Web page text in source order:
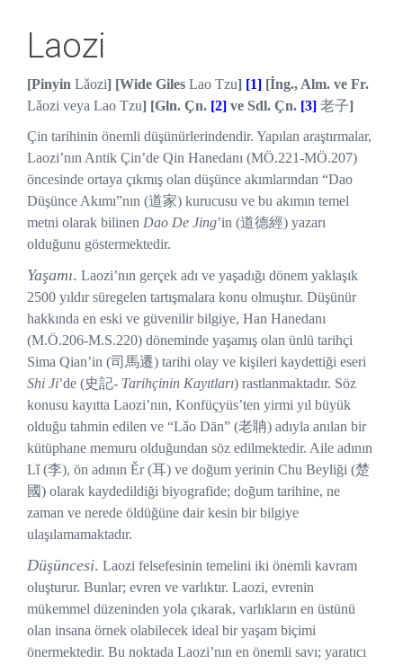
Laozi
[Pinyin Lǎozi] [Wide Giles Lao Tzu] [1] [İng., Alm. ve Fr.
Lǎozi veya Lao Tzu] [Gln. Çn. [2] ve Sdl. Çn. [3] 老子]
Çin tarihinin önemli düşünürlerindendir. Yapılan araştırmalar,
Laozi’nın Antik Çin’de Qin Hanedanı (MÖ.221-MÖ.207)
öncesinde ortaya çıkmış olan düşünce akımlarından “Dao
Düşünce Akımı”nın (道家) kurucusu ve bu akımın temel
metni olarak bilinen Dao De Jing’in (道德經) yazarı
olduğunu göstermektedir.
Yaşamı. Laozi’nın gerçek adı ve yaşadığı dönem yaklaşık
2500 yıldır süregelen tartışmalara konu olmuştur. Düşünür
hakkında en eski ve güvenilir bilgiye, Han Hanedanı
(M.Ö.206-M.S.220) döneminde yaşamış olan ünlü tarihçi
Sima Qian’in (司馬遷) tarihi olay ve kişileri kaydettiği eseri
Shi Ji’de (史記- Tarihçinin Kayıtları) rastlanmaktadır. Söz
konusu kayıtta Laozi’nın, Konfüçyüs’ten yirmi yıl büyük
olduğu tahmin edilen ve “Lǎo Dān” (老聃) adıyla anılan bir
kütüphane memuru olduğundan söz edilmektedir. Aile adının
Lǐ (李), ön adının Ěr (耳) ve doğum yerinin Chu Beyliği (楚
國) olarak kaydedildiği biyografide; doğum tarihine, ne
zaman ve nerede öldüğüne dair kesin bir bilgiye
ulaşılamamaktadır.
Düşüncesi. Laozi felsefesinin temelini iki önemli kavram
oluşturur. Bunlar; evren ve varlıktır. Laozi, evrenin
mükemmel düzeninden yola çıkarak, varlıkların en üstünü
olan insana örnek olabilecek ideal bir yaşam biçimi
önermektedir. Bu noktada Laozi’nın en önemli savı; yaratıcı